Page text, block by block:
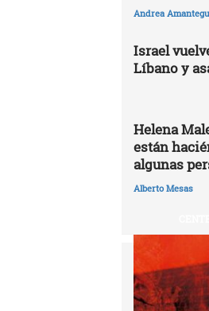
Andrea
Israel
Líbano y
Helena
están
algunas
Alberto Mesas